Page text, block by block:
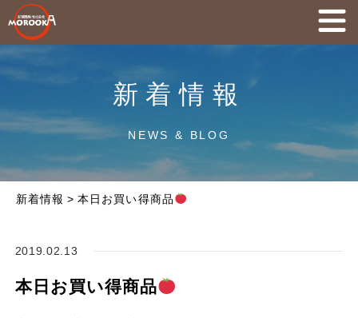
新着情報
NEWS & BLOG
新着情報 > 本日お買い得商品
2019.02.13
本日お買い得商品